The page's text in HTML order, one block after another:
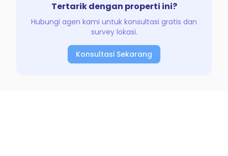
Tertarik dengan properti ini?
Hubungi agen kami untuk konsultasi gratis dan
survey lokasi.
Konsultasi Sekarang